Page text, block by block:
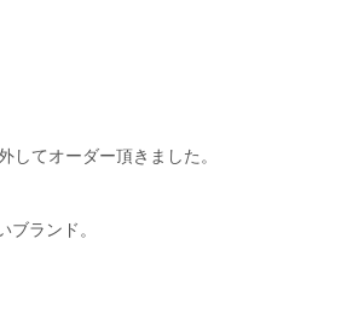
てオーダー頂きました。
ランド。